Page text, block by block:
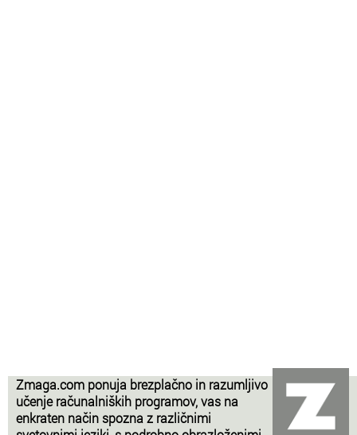
Zmaga.com ponuja brezplačno in razumljivo
učenje računalniških programov, vas na
enkraten način spozna z različnimi